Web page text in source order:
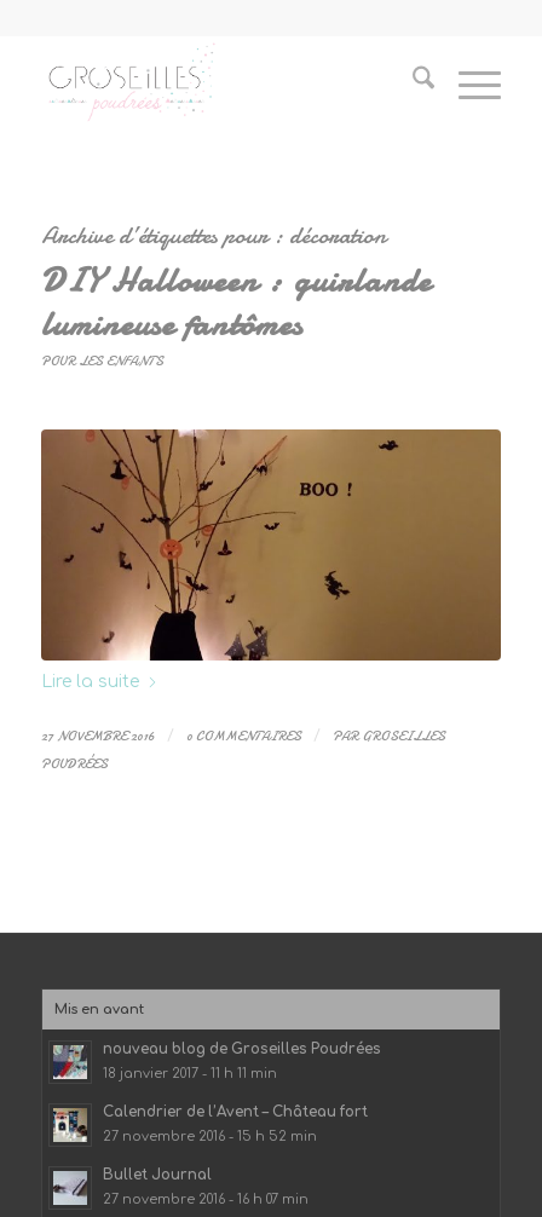
Archive d’étiquettes pour : décoration
DIY Halloween : guirlande
lumineuse fantômes
POUR LES ENFANTS
Lire la suite
27 NOVEMBRE 2016 / 0 COMMENTAIRES / PAR GROSEILLES
POUDRÉES
Mis en avant
nouveau blog de Groseilles Poudrées
18 janvier 2017 - 11 h 11 min
Calendrier de l’Avent – Château fort
27 novembre 2016 - 15 h 52 min
Bullet Journal
27 novembre 2016 - 16 h 07 min